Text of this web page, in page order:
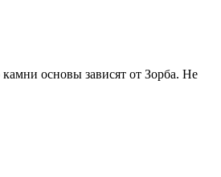
основы зависят от Зорба. Не